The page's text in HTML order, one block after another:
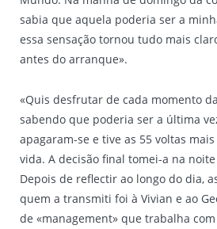
sabia que aquela poderia ser a
essa sensação tornou tudo mais
antes do arranque».
«Quis desfrutar de cada momento
sabendo que poderia ser a última
apagaram-se e tive as 55 voltas
vida. A decisão final tomei-a na
Depois de reflectir ao longo do dia,
quem a transmiti foi à Vivian e ao
de «management» que trabalha